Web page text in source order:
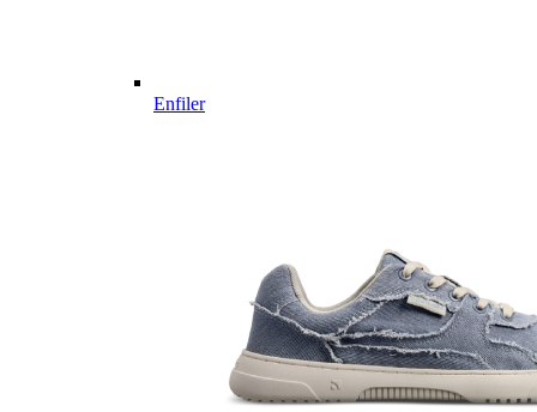
Enfiler